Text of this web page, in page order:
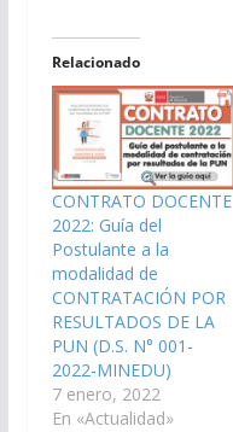
Relacionado
CONTRATO DOCENTE
2022: Guía del
Postulante a la
modalidad de
CONTRATACIÓN POR
RESULTADOS DE LA
PUN (D.S. N° 001-
2022-MINEDU)
7 enero, 2022
En «Actualidad»